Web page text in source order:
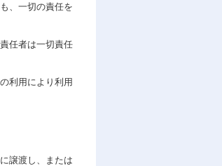
、一切の責任を
任者は一切責任
利用により利用
譲渡し、または